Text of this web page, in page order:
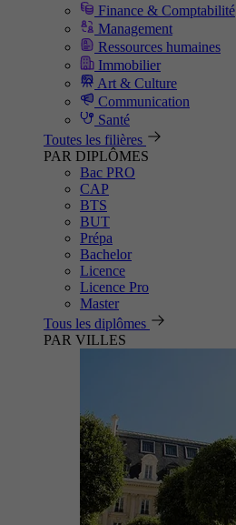
Finance & Comptabilité
Management
Ressources humaines
Immobilier
Art & Culture
Communication
Santé
Toutes les filières
PAR DIPLÔMES
Bac PRO
CAP
BTS
BUT
Prépa
Bachelor
Licence
Licence Pro
Master
Tous les diplômes
PAR VILLES